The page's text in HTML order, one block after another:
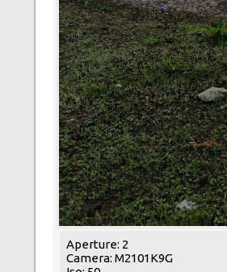
Aperture: 2
Camera: M2101K9G